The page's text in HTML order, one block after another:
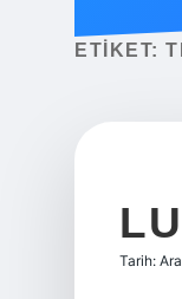
ETIKET:
Tarih: